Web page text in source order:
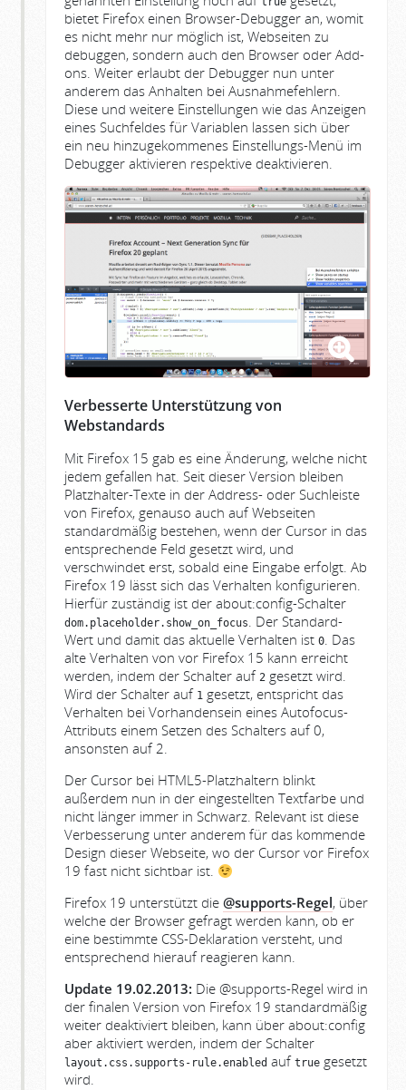
bietet Firefox einen Browser-Debugger an, womit
es nicht mehr nur möglich ist, Webseiten zu
debuggen, sondern auch den Browser oder Add-
ons. Weiter erlaubt der Debugger nun unter
anderem das Anhalten bei Ausnahmefehlern.
Diese und weitere Einstellungen wie das Anzeigen
eines Suchfeldes für Variablen lassen sich über
ein neu hinzugekommenes Einstellungs-Menü im
Debugger aktivieren respektive deaktivieren.
Verbesserte Unterstützung von
Webstandards
Mit Firefox 15 gab es eine Änderung, welche nicht
jedem gefallen hat. Seit dieser Version bleiben
Platzhalter-Texte in der Address- oder Suchleiste
von Firefox, genauso auch auf Webseiten
standardmäßig bestehen, wenn der Cursor in das
entsprechende Feld gesetzt wird, und
verschwindet erst, sobald eine Eingabe erfolgt. Ab
Firefox 19 lässt sich das Verhalten konfigurieren.
Hierfür zuständig ist der about:config-Schalter
dom.placeholder.show_on_focus. Der Standard-
Wert und damit das aktuelle Verhalten ist 0. Das
alte Verhalten von vor Firefox 15 kann erreicht
werden, indem der Schalter auf 2 gesetzt wird.
Wird der Schalter auf 1 gesetzt, entspricht das
Verhalten bei Vorhandensein eines Autofocus-
Attributs einem Setzen des Schalters auf 0,
ansonsten auf 2.
Der Cursor bei HTML5-Platzhaltern blinkt
außerdem nun in der eingestellten Textfarbe und
nicht länger immer in Schwarz. Relevant ist diese
Verbesserung unter anderem für das kommende
Design dieser Webseite, wo der Cursor vor Firefox
19 fast nicht sichtbar ist.
Firefox 19 unterstützt die @supports-Regel, über
welche der Browser gefragt werden kann, ob er
eine bestimmte CSS-Deklaration versteht, und
entsprechend hierauf reagieren kann.
Update 19.02.2013: Die @supports-Regel wird in
der finalen Version von Firefox 19 standardmäßig
weiter deaktiviert bleiben, kann über about:config
aber aktiviert werden, indem der Schalter
layout.css.supports-rule.enabled auf true gesetzt
wird.